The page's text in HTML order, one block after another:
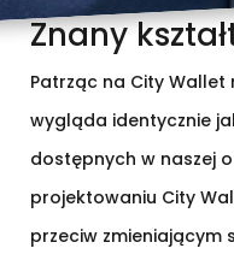
Znany
Patrząc na City Wallet
wygląda identycznie
dostępnych w naszej
projektowaniu City
przeciw zmieniającym